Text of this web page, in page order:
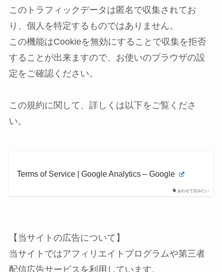
このトラフィックデータは匿名で収集されてお
り、個人を特定するものではありません。
この機能はCookieを無効にすることで収集を拒否
することが出来ますので、お使いのブラウザの設
定をご確認ください。
この規約に関して、詳しくは以下をご覧くださ
い。
あわせて読みたい
Terms of Service | Google Analytics – Google
【当サイトの広告について】
当サイトではアフィリエイトプログラムや第三者
配信広告サービスを利用しています。